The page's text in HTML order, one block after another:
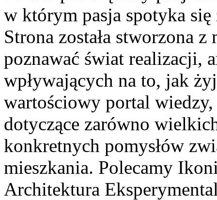
w którym pasja spotyka
Strona została stworzona
poznawać świat realizacji,
wpływających na to, jak
wartościowy portal
dotyczące zarówno
konkretnych pomysłów
mieszkania. Polecamy
Architektura